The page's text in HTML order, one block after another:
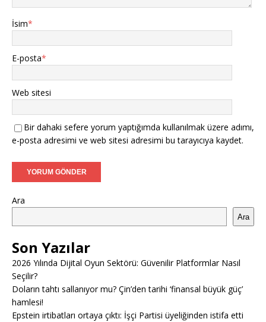
İsim*
E-posta*
Web sitesi
Bir dahaki sefere yorum yaptığımda kullanılmak üzere adımı,
e-posta adresimi ve web sitesi adresimi bu tarayıcıya kaydet.
Ara
Ara
Son Yazılar
2026 Yılında Dijital Oyun Sektörü: Güvenilir Platformlar Nasıl
Seçilir?
Doların tahtı sallanıyor mu? Çin’den tarihi ‘finansal büyük güç’
hamlesi!
Epstein irtibatları ortaya çıktı: İşçi Partisi üyeliğinden istifa etti